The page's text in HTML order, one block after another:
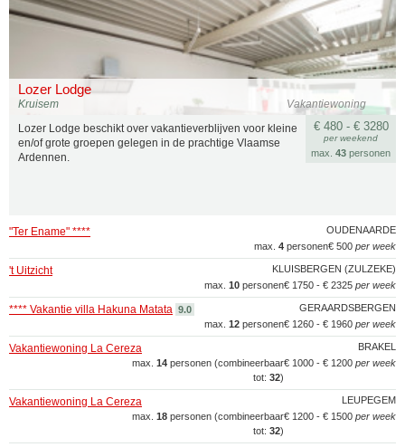
Lozer Lodge
Vakantiewoning
Kruisem
€ 480 - € 3280
per weekend
max. 43 personen
Lozer Lodge beschikt over vakantieverblijven voor kleine
en/of grote groepen gelegen in de prachtige Vlaamse
Ardennen.
OUDENAARDE
"Ter Ename" ****
€ 500 per week
max. 4 personen
KLUISBERGEN (ZULZEKE)
't Uitzicht
€ 1750 - € 2325 per week
max. 10 personen
GERAARDSBERGEN
**** Vakantie villa Hakuna Matata 9.0
€ 1260 - € 1960 per week
max. 12 personen
BRAKEL
Vakantiewoning La Cereza
€ 1000 - € 1200 per week
max. 14 personen (combineerbaar
tot: 32)
LEUPEGEM
Vakantiewoning La Cereza
€ 1200 - € 1500 per week
max. 18 personen (combineerbaar
tot: 32)